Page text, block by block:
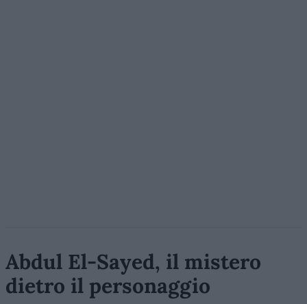
Abdul El-Sayed, il mistero
dietro il personaggio